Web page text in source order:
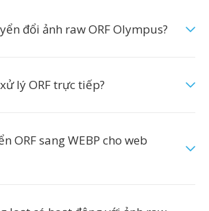
đổi ảnh raw ORF Olympus?
lý ORF trực tiếp?
ORF sang WEBP cho web